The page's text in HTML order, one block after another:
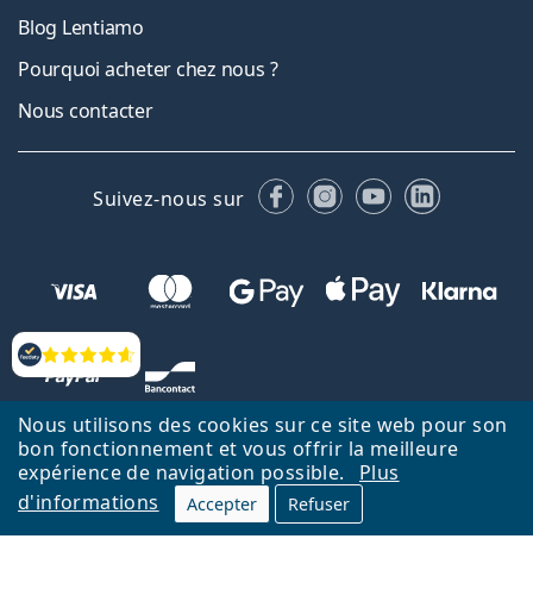
Nous utilisons des cookies sur ce site web pour son
bon fonctionnement et vous offrir la meilleure
expérience de navigation possible.
Plus
d'informations
Accepter Refuser
Évaluation
Blog Lentiamo
Pourquoi acheter chez nous ?
Nous contacter
Suivez-nous sur FacebookInstagram
YouTubeLinkedIn
Retour à la page d'accueil Haut
Nederlands